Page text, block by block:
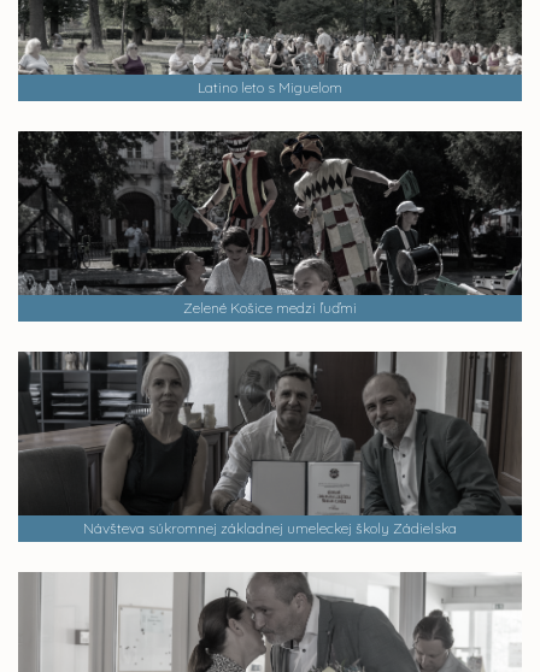
Latino leto s Miguelom
Zelené Košice medzi ľuďmi
Návšteva súkromnej základnej umeleckej školy Zádielska